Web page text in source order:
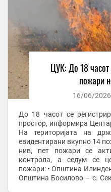
ЦУК: До 18 часот
пожари
16/06/2026
До 18 часот се
простор, информира
На територијата на
евидентирани вкупно 14
нив, пет пожари се
контрола, а седум се
пожари: • Општина
Општина Босилово – с.